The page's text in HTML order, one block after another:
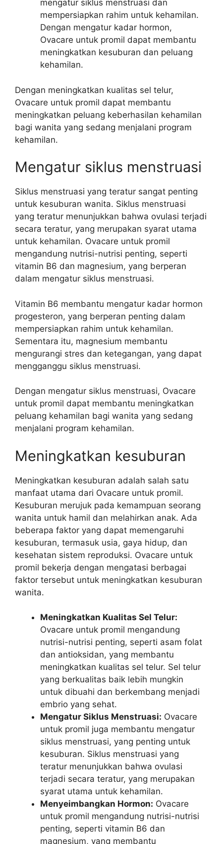
mengatur siklus menstruasi dan
mempersiapkan rahim untuk kehamilan.
Dengan mengatur kadar hormon,
Ovacare untuk promil dapat membantu
meningkatkan kesuburan dan peluang
kehamilan.
Dengan meningkatkan kualitas sel telur,
Ovacare untuk promil dapat membantu
meningkatkan peluang keberhasilan kehamilan
bagi wanita yang sedang menjalani program
kehamilan.
Mengatur siklus menstruasi
Siklus menstruasi yang teratur sangat penting
untuk kesuburan wanita. Siklus menstruasi
yang teratur menunjukkan bahwa ovulasi terjadi
secara teratur, yang merupakan syarat utama
untuk kehamilan. Ovacare untuk promil
mengandung nutrisi-nutrisi penting, seperti
vitamin B6 dan magnesium, yang berperan
dalam mengatur siklus menstruasi.
Vitamin B6 membantu mengatur kadar hormon
progesteron, yang berperan penting dalam
mempersiapkan rahim untuk kehamilan.
Sementara itu, magnesium membantu
mengurangi stres dan ketegangan, yang dapat
mengganggu siklus menstruasi.
Dengan mengatur siklus menstruasi, Ovacare
untuk promil dapat membantu meningkatkan
peluang kehamilan bagi wanita yang sedang
menjalani program kehamilan.
Meningkatkan kesuburan
Meningkatkan kesuburan adalah salah satu
manfaat utama dari Ovacare untuk promil.
Kesuburan merujuk pada kemampuan seorang
wanita untuk hamil dan melahirkan anak. Ada
beberapa faktor yang dapat memengaruhi
kesuburan, termasuk usia, gaya hidup, dan
kesehatan sistem reproduksi. Ovacare untuk
promil bekerja dengan mengatasi berbagai
faktor tersebut untuk meningkatkan kesuburan
wanita.
Meningkatkan Kualitas Sel Telur:
Ovacare untuk promil mengandung
nutrisi-nutrisi penting, seperti asam folat
dan antioksidan, yang membantu
meningkatkan kualitas sel telur. Sel telur
yang berkualitas baik lebih mungkin
untuk dibuahi dan berkembang menjadi
embrio yang sehat.
Mengatur Siklus Menstruasi: Ovacare
untuk promil juga membantu mengatur
siklus menstruasi, yang penting untuk
kesuburan. Siklus menstruasi yang
teratur menunjukkan bahwa ovulasi
terjadi secara teratur, yang merupakan
syarat utama untuk kehamilan.
Menyeimbangkan Hormon: Ovacare
untuk promil mengandung nutrisi-nutrisi
penting, seperti vitamin B6 dan
magnesium, yang membantu